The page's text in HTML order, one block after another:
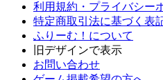
利用規約・プライバシー
特定商取引法に基づく表
ふりーむ！について
旧デザインで表示
お問い合わせ